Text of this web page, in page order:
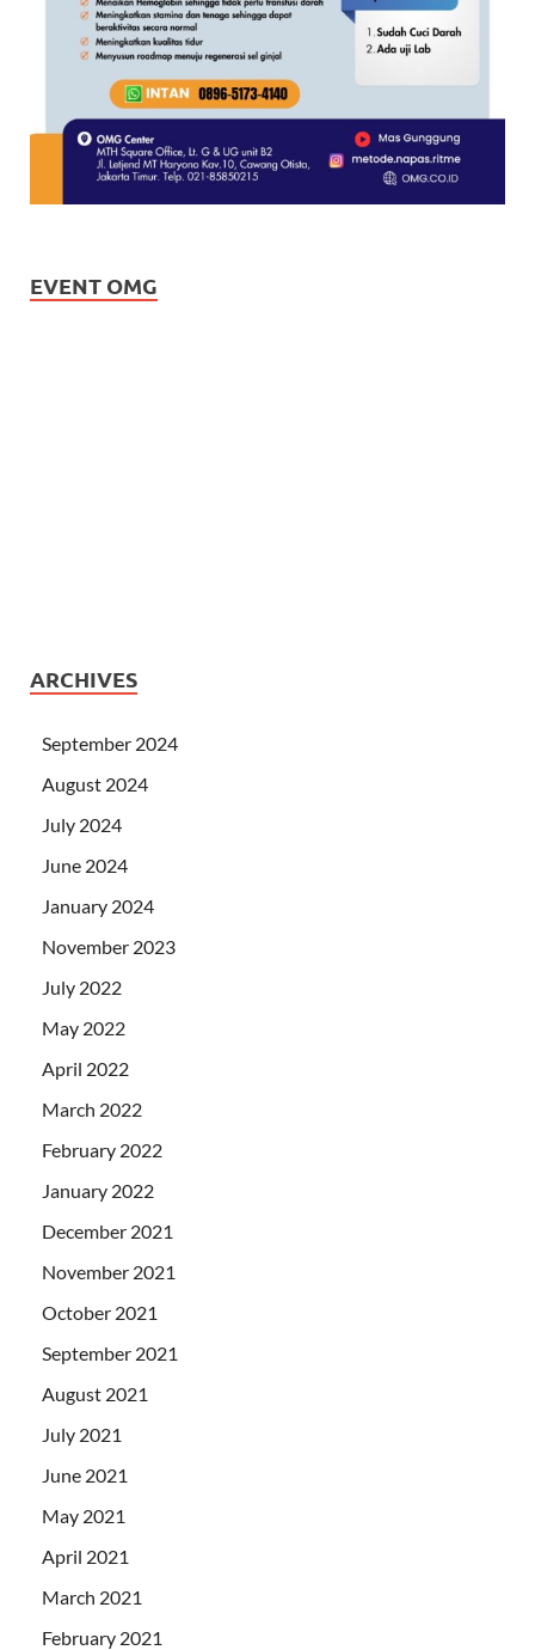
EVENT OMG
ARCHIVES
September 2024
August 2024
July 2024
June 2024
January 2024
November 2023
July 2022
May 2022
April 2022
March 2022
February 2022
January 2022
December 2021
November 2021
October 2021
September 2021
August 2021
July 2021
June 2021
May 2021
April 2021
March 2021
February 2021